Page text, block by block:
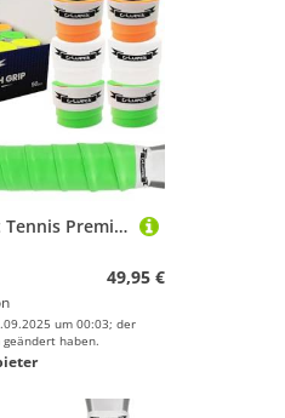
G-Lueck 50er Set Tennis Premium Overgrip Power Touch - Hoher Grip, Lange Haltbarkeit - 0,60mm Stärke | Griffband für Padel, Squash, Badminton Schläger | Anti-Rutsch (Farbmix)
49,95 €
um 00:03; der
haben.